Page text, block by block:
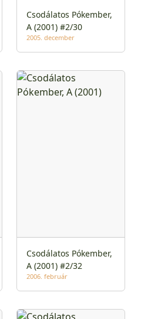
Csodálatos Pókember,
A (2001) #2/30
2005. december
Csodálatos Pókember,
A (2001) #2/32
2006. február